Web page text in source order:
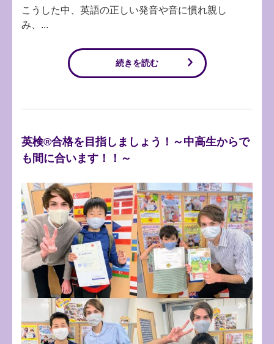
こうした中、英語の正しい発音や音に慣れ親し
み、...
続きを読む
英検®合格を目指しましょう！～中高生からで
も間に合います！！～